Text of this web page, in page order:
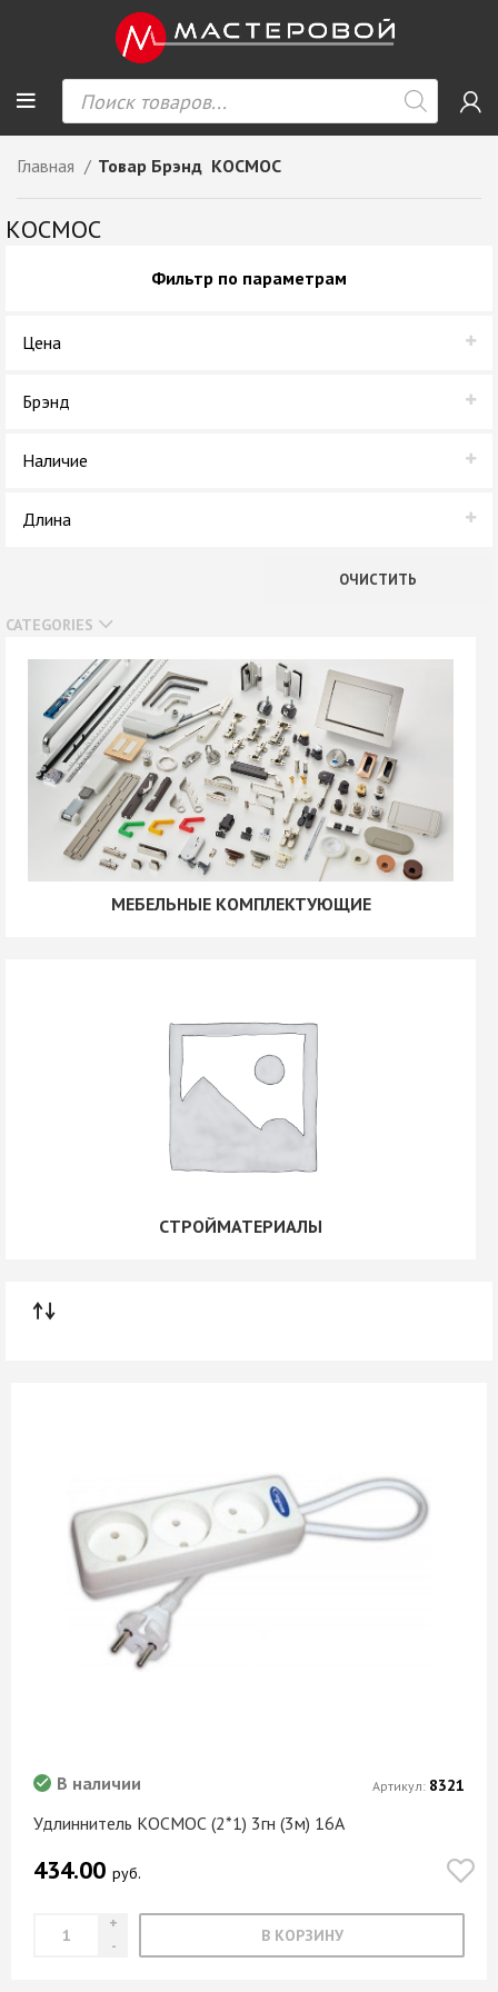
Главная Товар Брэнд КОСМОС
КОСМОС
Фильтр по параметрам
Цена
Брэнд
Наличие
Длина
ОЧИСТИТЬ
CATEGORIES
МЕБЕЛЬНЫЕ КОМПЛЕКТУЮЩИЕ
СТРОЙМАТЕРИАЛЫ
Удлиннитель КОСМОС (2*1) 3гн (3м) 16А
В наличии
434.00 руб.
В КОРЗИНУ
Артикул: 8321